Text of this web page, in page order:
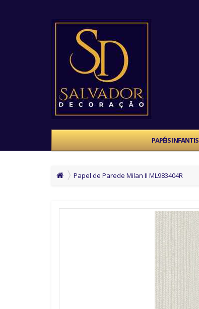
PAPÉIS INFANTIS
Papel de Parede Milan II ML983404R